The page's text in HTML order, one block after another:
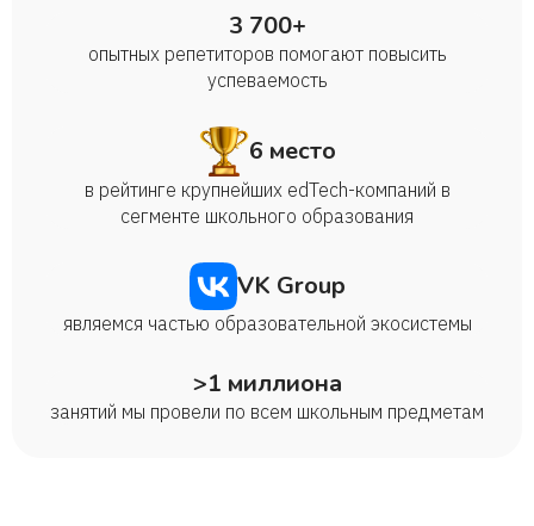
3 700+
опытных репетиторов помогают повысить
успеваемость
6 место
в рейтинге крупнейших edTech-компаний в
сегменте школьного образования
VK Group
являемся частью образовательной экосистемы
>1 миллиона
занятий мы провели по всем школьным предметам